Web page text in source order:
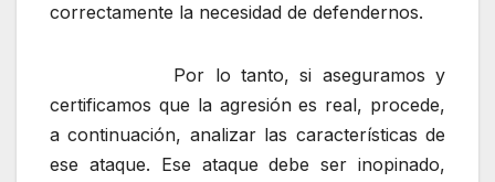
correctamente la necesidad de defendernos.
Por lo tanto, si aseguramos y
certificamos que la agresión es real, procede,
a continuación, analizar las características de
ese ataque. Ese ataque debe ser inopinado,